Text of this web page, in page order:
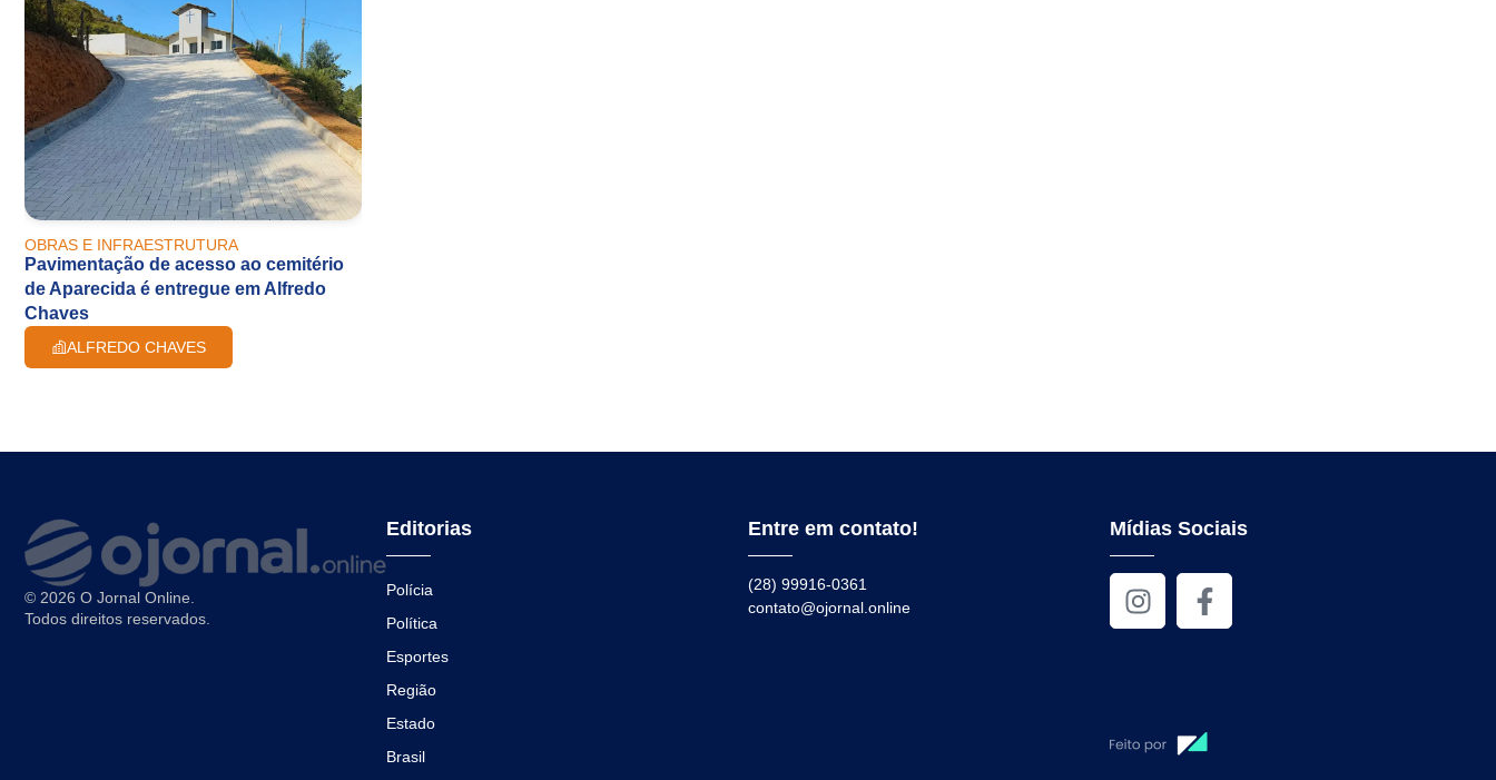
OBRAS E INFRAESTRUTURA
Pavimentação de acesso ao cemitério
de Aparecida é entregue em Alfredo
Chaves
ALFREDO CHAVES
© 2026 O Jornal Online.
Todos direitos reservados.
Editorias
Polícia
Política
Esportes
Região
Estado
Brasil
Entre em contato!
(28) 99916-0361
contato@ojornal.online
Mídias Sociais